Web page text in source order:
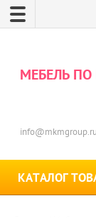
МЕБЕЛЬ
КАТАЛОГ